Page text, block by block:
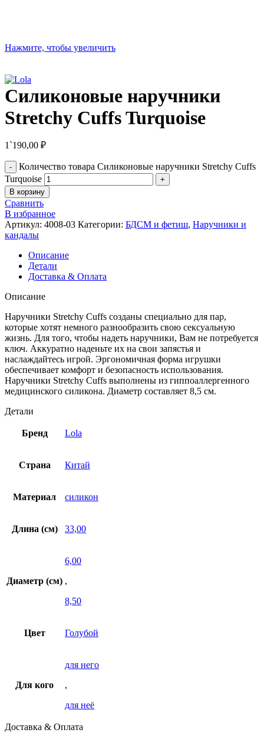
Нажмите, чтобы увеличить
Силиконовые наручники
Stretchy Cuffs Turquoise
1`190,00 ₽
Количество товара Силиконовые наручники Stretchy Cuffs
Turquoise
В корзину
Сравнить
В избранное
Артикул: 4008-03 Категории: БДСМ и фетиш, Наручники и
кандалы
Описание
Детали
Доставка & Оплата
Описание
Наручники Stretchy Cuffs созданы специально для пар,
которые хотят немного разнообразить свою сексуальную
жизнь. Для того, чтобы надеть наручники, Вам не потребуется
ключ. Аккуратно наденьте их на свои запястья и
наслаждайтесь игрой. Эргономичная форма игрушки
обеспечивает комфорт и безопасность использования.
Наручники Stretchy Cuffs выполнены из гиппоаллергенного
медицинского силикона. Диаметр составляет 8,5 см.
Детали
Бренд Lola
Страна Китай
Материал силикон
Длина (см) 33,00
Диаметр (см)
6,00
,
8,50
Цвет Голубой
Для кого
для него
,
для неё
Доставка & Оплата